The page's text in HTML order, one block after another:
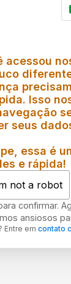
acessou
Isso
seus
essa é
e rápida!
not a robot
confirmar.
ansiosos
Entre em contato